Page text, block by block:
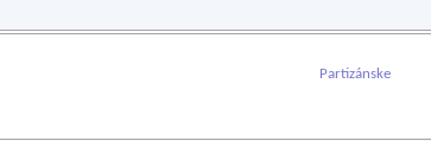
Partizánske